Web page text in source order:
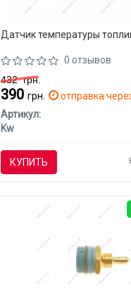
Датчик температуры
0 отзывов
432грн.
390грн.
отправка
Артикул:
Kw
КУПИТЬ